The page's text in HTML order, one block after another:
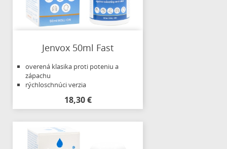
Jenvox 50ml Fast
overená klasika proti poteniu a
zápachu
rýchloschnúci verzia
18,30 €